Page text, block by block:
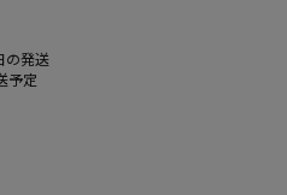
の発送
予定